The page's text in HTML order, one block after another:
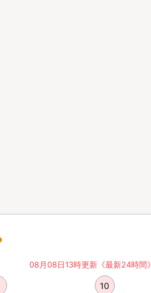
08月08日13時更新《最新24時間》
10